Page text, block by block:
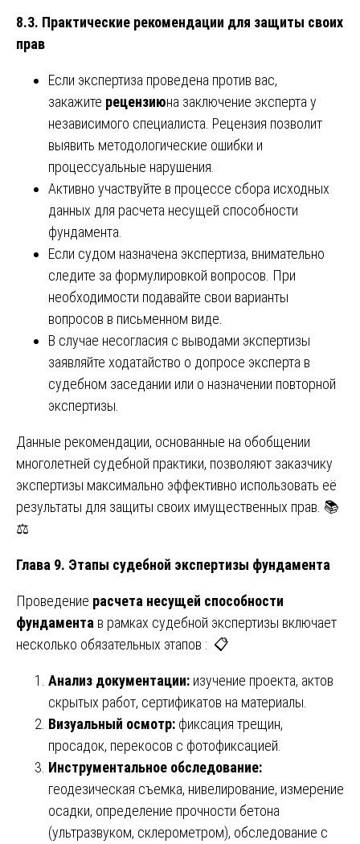
8.3. Практические рекомендации для защиты своих
прав
Если экспертиза проведена против вас,
закажите рецензиюна заключение эксперта у
независимого специалиста. Рецензия позволит
выявить методологические ошибки и
процессуальные нарушения.
Активно участвуйте в процессе сбора исходных
данных для расчета несущей способности
фундамента.
Если судом назначена экспертиза, внимательно
следите за формулировкой вопросов. При
необходимости подавайте свои варианты
вопросов в письменном виде.
В случае несогласия с выводами экспертизы
заявляйте ходатайство о допросе эксперта в
судебном заседании или о назначении повторной
экспертизы.
Данные рекомендации, основанные на обобщении
многолетней судебной практики, позволяют заказчику
экспертизы максимально эффективно использовать её
результаты для защиты своих имущественных прав. 📚
⚖️
Глава 9. Этапы судебной экспертизы фундамента
Проведение расчета несущей способности
фундамента в рамках судебной экспертизы включает
несколько обязательных этапов : 📋
Анализ документации: изучение проекта, актов
скрытых работ, сертификатов на материалы.
Визуальный осмотр: фиксация трещин,
просадок, перекосов с фотофиксацией.
Инструментальное обследование:
геодезическая съемка, нивелирование, измерение
осадки, определение прочности бетона
(ультразвуком, склерометром), обследование с